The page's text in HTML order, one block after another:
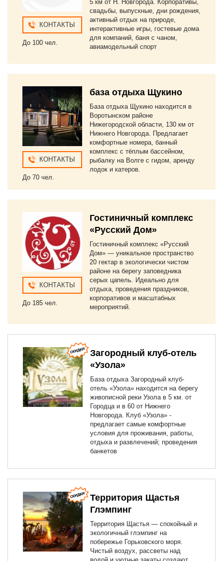
КОНТАКТЫ
До 100 чел.
5 км от Н. Новгорода. Корпоративы,
свадьбы, выпускные, дни рождения,
активный отдых на природе,
интерактивные игры, гостевые дома
для компаний, баня с чаном,
авиамодельный спорт
КОНТАКТЫ
До 70 чел.
база отдыха Щукино
База отдыха Щукино находится в
Воротынском районе
Нижегородской области, 130 км от
Нижнего Новгорода. Предлагает
комфортные номера, банный
комплекс с тёплым бассейном,
рыбалку на Волге с гидом, аренду
лодок и катеров.
КОНТАКТЫ
До 185 чел.
Гостиничный комплекс
«Русский Дом»
Гостиничный комплекс «Русский
Дом» — уникальное пространство
20 гектар в экологически чистом
районе на берегу заповедника
серых цапель. Идеально для
отдыха, проведения праздников,
корпоративов и масштабных
мероприятий.
Загородный клуб-отель
«Узола»
База отдыха Загородный клуб-
отель «Узола» находится на берегу
живописной реки Узола в 5 км. от
Городца и в 60 от Нижнего
Новгорода. Клуб «Узола» -
предлагает самые комфортные
условия для проживания, работы,
отдыха и развлечений; проведения
банкетов
Территория Щастья
Глэмпинг
Территория Щастья — спокойный и
экологичный глэмпинг на
побережье Горьковского моря.
Чистый воздух, рассветы над